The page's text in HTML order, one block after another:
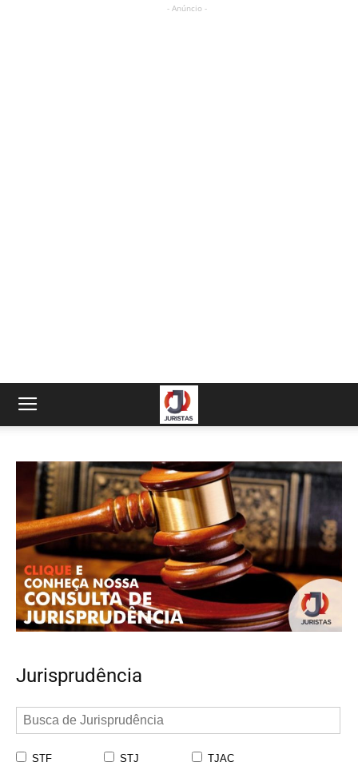
- Anúncio -
Jurisprudência
STF STJ
TJAC